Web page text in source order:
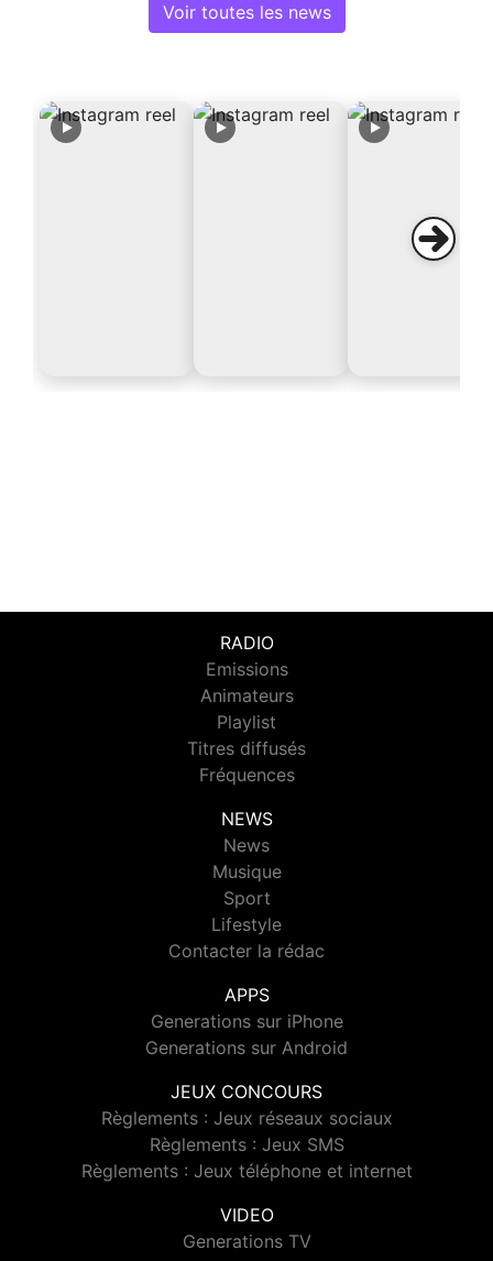
Voir toutes les news
RADIO
Emissions
Animateurs
Playlist
Titres diffusés
Fréquences
NEWS
News
Musique
Sport
Lifestyle
Contacter la rédac
APPS
Generations sur iPhone
Generations sur Android
JEUX CONCOURS
Règlements : Jeux réseaux sociaux
Règlements : Jeux SMS
Règlements : Jeux téléphone et internet
VIDEO
Generations TV